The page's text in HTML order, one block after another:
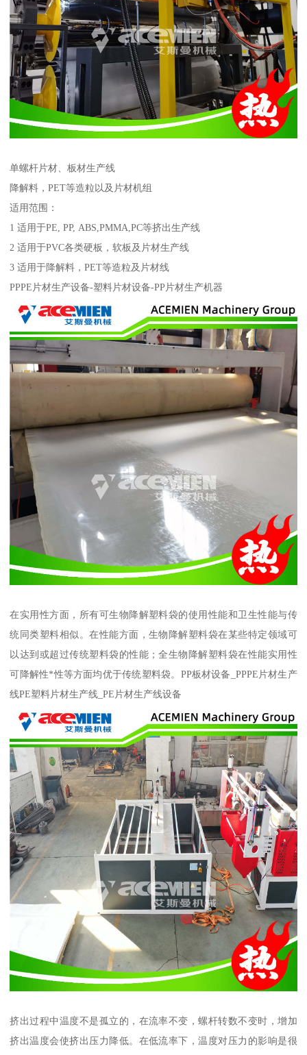
单螺杆片材、板材生产线
降解料，PET等造粒以及片材机组
适用范围：
1 适用于PE, PP, ABS,PMMA,PC等挤出生产线
2 适用于PVC各类硬板，软板及片材生产线
3 适用于降解料，PET等造粒及片材线
PPPE片材生产设备-塑料片材设备-PP片材生产机器
在实用性方面，所有可生物降解塑料袋的使用性能和卫生性能与传
统同类塑料相似。在性能方面，生物降解塑料袋在某些特定领域可
以达到或超过传统塑料袋的性能；全生物降解塑料袋在性能实用性
可降解性*性等方面均优于传统塑料袋。PP板材设备_PPPE片材生产
线PE塑料片材生产线_PE片材生产线设备
挤出过程中温度不是孤立的，在流率不变，螺杆转数不变时，增加
挤出温度会使挤出压力降低。在低流率下，温度对压力的影响是很